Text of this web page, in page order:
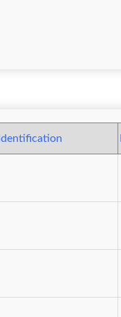
Identification